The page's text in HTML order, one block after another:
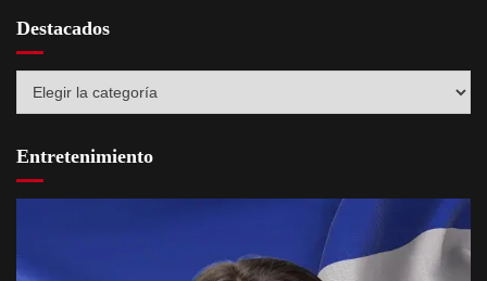
Destacados
Entretenimiento